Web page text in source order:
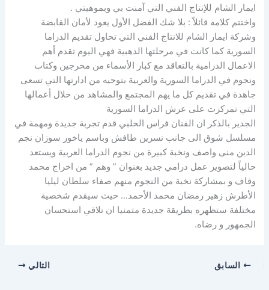
ايمار الشام للإنتاج الفني التي آمنت بي وبموهبتي .
واختتم كلامه قائلاً : بلا شك الفضل الأول يعود لأمان القابضة
وشركة ايمار الشام للانتاج الفني التي تحاول تقديم الدراما
السورية كما كانت في مرحلتها الذهبية فهي اليوم تقدم أهم
الاعمال الدرامية بالتعاقد مع كبار الأسماء من مخرجين وكتاب
ونجوم في الدراما السورية والعربية بتوجيه من ادارتها التي تسعى
جاهدة في تقديم كل ما يهم المجتمع والمشاهد من خلال أعمالها
التي تمركزت على عرش الدراما السورية
الجدير بالذكر ان الفنان فراس الحلبي قدم تجربة جديدة ومهمة في
مسلسل شوق الى جانب نسرين طافش وباسم ياخور سوزان نجم
الدين منى واصف ونخبة كبيرة من نجوم الدراما العربية ويستعد
حالياً لتصوير عمل درامي جديد بعنوان ” وهم ” من اخراج محمد
وقاف و بمشاركة نخبة من النجوم منهم صفاء سلطان ليليا
الأطرش زهير رمضان محمد الأحمد… حيث سيقدم شخصية
مختلفة ستظهره بطريقة جديدة متمنيا ان تلاقي استحسان
الجمهور و رضاه.
السابق التالي